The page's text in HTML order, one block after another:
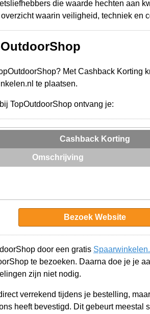
die waarde hechten aan
waarin veiligheid, techniek en
Met Cashback Korting
te plaatsen.
TopOutdoorShop ontvang je:
Cashback Korting
Omschrijving
Bezoek Website
door een gratis
te bezoeken. Daarna doe je je
zijn niet nodig.
verrekend tijdens je bestelling,
heeft bevestigd. Dit gebeurt meestal